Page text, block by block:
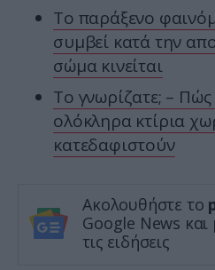
Το παράξενο
συμβεί κατά την
σώμα κινείται
Το γνωρίζατε; – Πώς
ολόκληρα κτίρια
κατεδαφιστούν
Ακολουθήστε το
Google News και
τις ειδήσεις